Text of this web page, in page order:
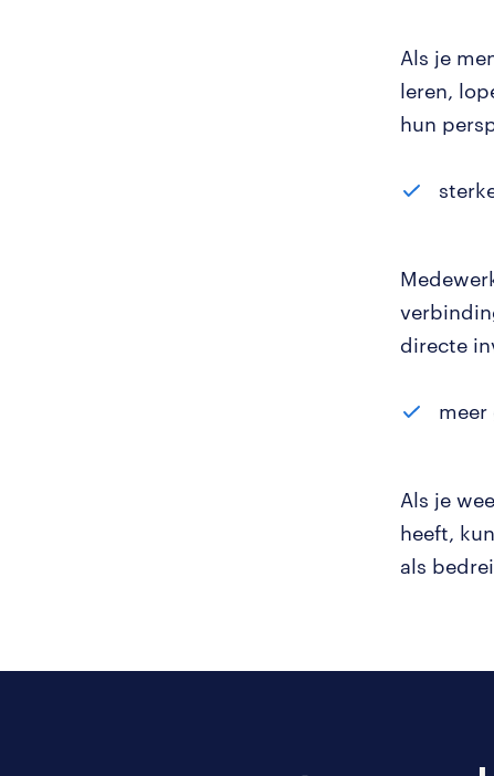
Als je
leren,
hun
directe
Als je
heeft,
als